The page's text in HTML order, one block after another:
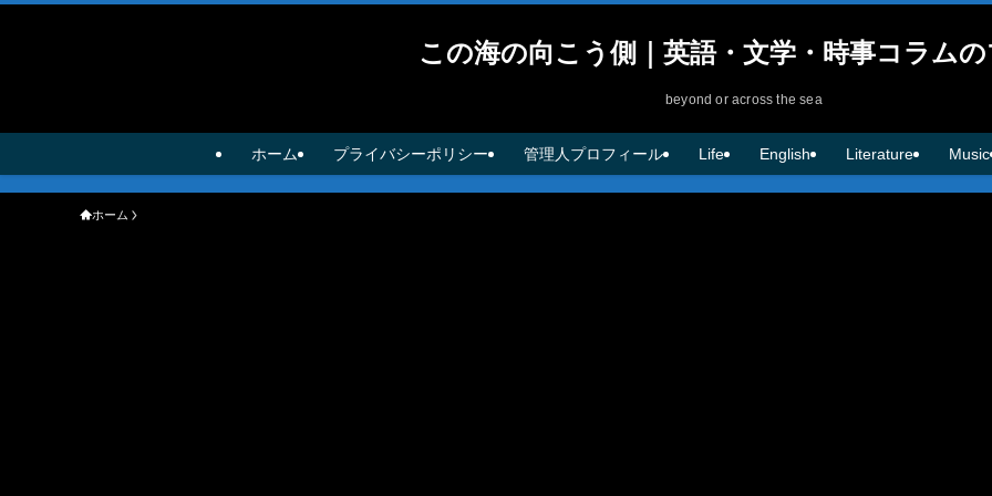
この海の向こう側｜英語・文学・時事コラム
beyond or across the sea
ホーム プライバシーポリシー 管理人プロフィール Life English Literature Music
ホーム